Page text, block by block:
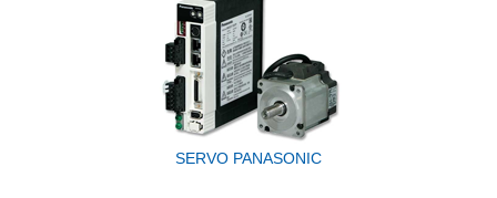
SERVO PANASONIC